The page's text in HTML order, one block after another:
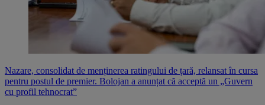
Nazare, consolidat de menținerea ratingului de țară, relansat în cursa
pentru postul de premier. Bolojan a anunțat că acceptă un „Guvern
cu profil tehnocrat”